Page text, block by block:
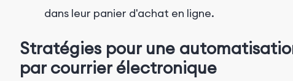
dans leur panier d'achat en ligne.
Stratégies pour une
par courrier électronique